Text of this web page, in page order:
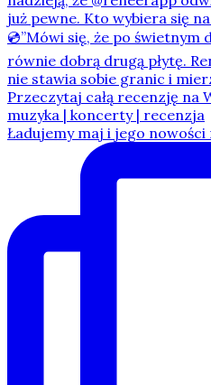
Ładujemy maj i jego